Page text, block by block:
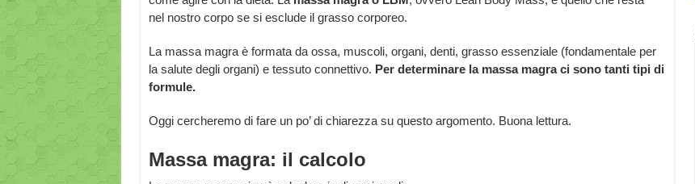
nel nostro corpo se si esclude il grasso corporeo.
La massa magra è formata da ossa, muscoli, organi, denti, grasso essenziale (fondamentale per
la salute degli organi) e tessuto connettivo. Per determinare la massa magra ci sono tanti tipi di
formule.
Oggi cercheremo di fare un po’ di chiarezza su questo argomento. Buona lettura.
Massa magra: il calcolo